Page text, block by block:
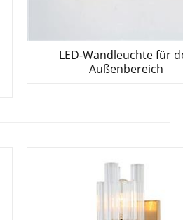
LED-Wandleuchte für
Außenbereich